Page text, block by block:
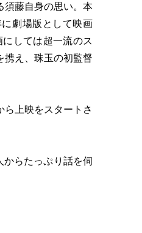
須藤自身の思い。本
劇場版として映画
しては超一流のス
携え、珠玉の初監督
上映をスタートさ
らたっぷり話を伺